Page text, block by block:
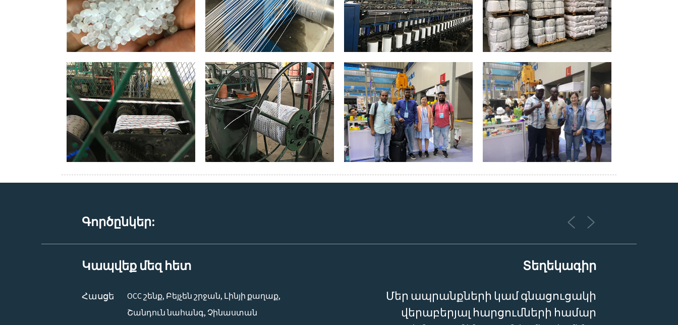
Գործընկեր:
Կապվեք մեզ հետ
Հասցե
OCC շենք, Բեյչեն շրջան, Լինյի քաղաք,
Շանդուն նահանգ, Չինաստան
Տեղեկագիր
Մեր ապրանքների կամ գնացուցակի
վերաբերյալ հարցումների համար